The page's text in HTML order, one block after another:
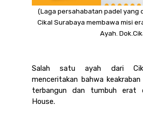
(Laga persahabatan padel yang
Cikal Surabaya membawa misi
Ayah.
Salah satu ayah dari
menceritakan bahwa
terbangun dan tumbuh erat
House.